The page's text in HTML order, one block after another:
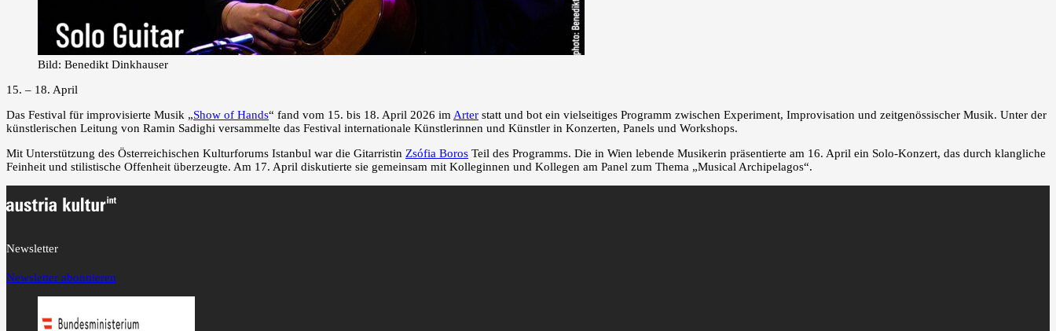
Bild: Benedikt Dinkhauser
15. – 18. April
Das Festival für improvisierte Musik „Show of Hands“ fand vom 15. bis 18. April 2026 imArter statt und bot ein vielseitiges Programm zwischen Experiment, Improvisation und zeitgenössischer Musik. Unter der
künstlerischen Leitung von Ramin Sadighi versammelte das Festival internationale Künstlerinnen und Künstler in Konzerten, Panels und Workshops.
Mit Unterstützung des Österreichischen Kulturforums Istanbul war die Gitarristin Zsófia Boros Teil des Programms. Die in Wien lebende Musikerin präsentierte am 16. April ein Solo-Konzert, das durch klangliche
Feinheit und stilistische Offenheit überzeugte. Am 17. April diskutierte sie gemeinsam mit Kolleginnen und Kollegen am Panel zum Thema „Musical Archipelagos“.
Newsletter
Newsletter abonnieren